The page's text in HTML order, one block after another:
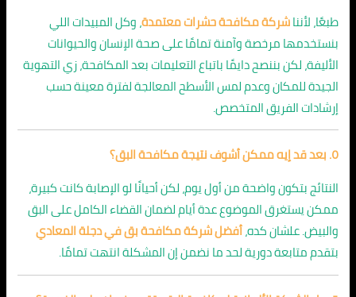
طبعًا، لأنناشركة مكافحة حشرات معتمدة، وكل المبيدات اللي
بنستخدمها مرخصة وآمنة تمامًا على صحة الإنسان والحيوانات
الأليفة، لكن بننصح دايمًا باتباع التعليمات بعد المكافحة، زي التهوية
الجيدة للمكان وعدم لمس الأسطح المعالجة لفترة معينة حسب
إرشادات الفريق المتخصص.
٥. بعد قد إيه ممكن أشوف نتيجة مكافحة البق؟
النتائج بتكون واضحة من أول يوم، لكن أحيانًا لو الإصابة كانت كبيرة،
ممكن يستغرق الموضوع عدة أيام لضمان القضاء الكامل على البق
والبيض. علشان كده،أفضل شركة مكافحة بق في دجلة المعادي
بتقدم متابعة دورية لحد ما نضمن إن المشكلة انتهت تمامًا.